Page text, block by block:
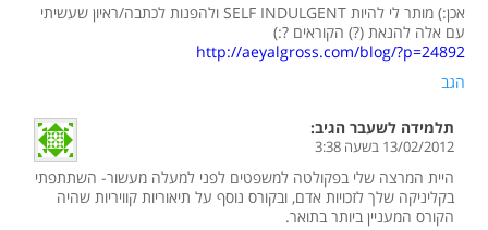
אכן:) מותר לי להיות SELF INDULGENT ולהפנות לכתבה/ראיון שעשיתי
עם אלה להנאת (?) הקוראים ?:)
http://aeyalgross.com/blog/?p=24892
הגב
תלמידה לשעבר הגיב:
13/02/2012 בשעה 3:38
היית המרצה שלי בפקולטה למשפטים לפני למעלה מעשור- השתתפתי
בקליניקה שלך לזכויות אדם, ובקורס נוסף על תיאוריות קוויריות שהיה
הקורס המעניין ביותר בתואר.